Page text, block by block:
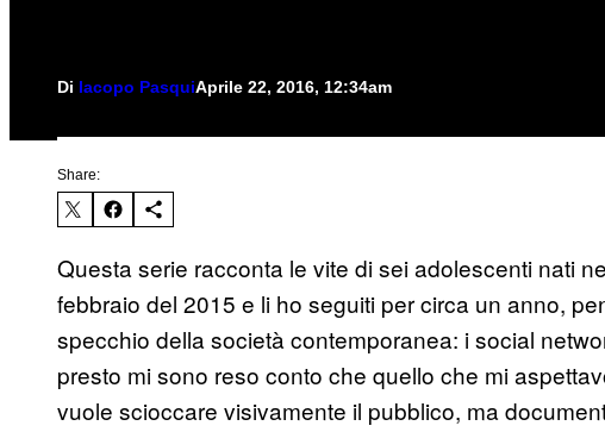
Di Iacopo PasquiAprile 22, 2016, 12:34am
Share:
Questa serie racconta le vite di sei adolescenti nati
febbraio del 2015 e li ho seguiti per circa un anno,
specchio della società contemporanea: i social
presto mi sono reso conto che quello che mi
vuole scioccare visivamente il pubblico, ma